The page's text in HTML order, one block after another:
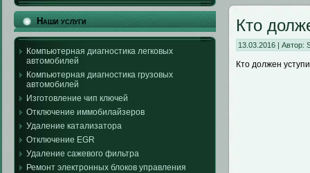
Наши услуги
Компьютерная диагностика легковых
автомобилей
Компьютерная диагностика грузовых
автомобилей
Изготовление чип ключей
Отключение иммобилайзеров
Удаление катализатора
Отключение EGR
Удаление сажевого фильтра
Ремонт электронных блоков управления
Кто
13.03.2016 | Автор:
Кто должен